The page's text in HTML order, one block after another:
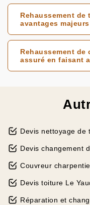
Rehaussement
avantages
Rehaussement
assuré en faisant
Devis nettoyage de
Devis changement
Couvreur
Devis toiture Le
Réparation et